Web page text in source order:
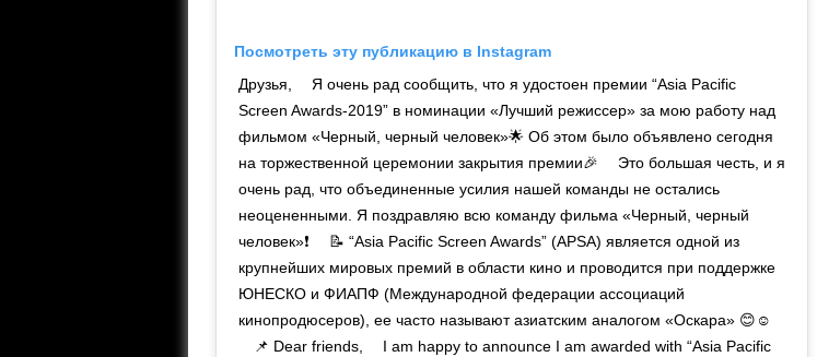
Посмотреть эту публикацию в Instagram
Друзья, ⠀ Я очень рад сообщить, что я удостоен премии “Asia Pacific
Screen Awards-2019” в номинации «Лучший режиссер» за мою работу над
фильмом «Черный, черный человек»🌟 Об этом было объявлено сегодня
на торжественной церемонии закрытия премии🎉 ⠀ Это большая честь, и я
очень рад, что объединенные усилия нашей команды не остались
неоцененными. Я поздравляю всю команду фильма «Черный, черный
человек»❗ ⠀ 📝 “Asia Pacific Screen Awards” (APSA) является одной из
крупнейших мировых премий в области кино и проводится при поддержке
ЮНЕСКО и ФИАПФ (Международной федерации ассоциаций
кинопродюсеров), ее часто называют азиатским аналогом «Оскара» 😊☺
⠀ 📌 Dear friends, ⠀ I am happy to announce I am awarded with “Asia Pacific